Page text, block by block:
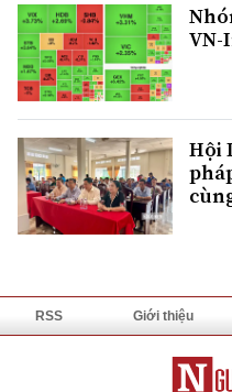
VN-
Hội
RSS Giới thiệu